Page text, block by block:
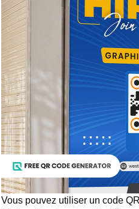
Vous pouvez utiliser un code